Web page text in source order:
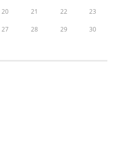
20 21 22 23
27 28 29 30